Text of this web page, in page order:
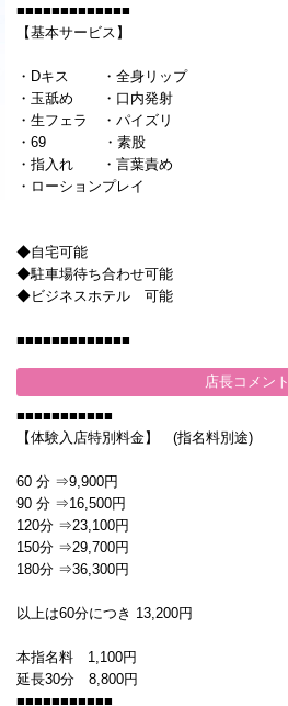
■■■■■■■■■■■■■
【基本サービス】
・Dキス ・全身リップ
・玉舐め ・口内発射
・生フェラ ・パイズリ
・69 ・素股
・指入れ ・言葉責め
・ローションプレイ
◆自宅可能
◆駐車場待ち合わせ可能
◆ビジネスホテル 可能
■■■■■■■■■■■■■
店長コメント
■■■■■■■■■■■
【体験入店特別料金】 (指名料別途)
60 分 ⇒9,900円
90 分 ⇒16,500円
120分 ⇒23,100円
150分 ⇒29,700円
180分 ⇒36,300円
以上は60分につき 13,200円
本指名料 1,100円
延長30分 8,800円
■■■■■■■■■■■